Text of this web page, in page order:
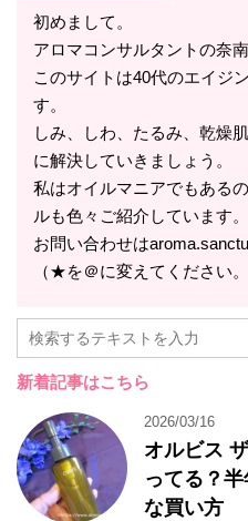
初めまして。
アロマコンサルタントの奈南
このサイトは40代のエイジ
す。
しみ、しわ、たるみ、乾燥
に解決していきましょう。
私はオイルマニアでもある
ルも色々ご紹介しています。
お問い合わせは
（★を＠に変えてください。
新着記事はこちら
2026/03/16
オルビス
ってる？
な買い方